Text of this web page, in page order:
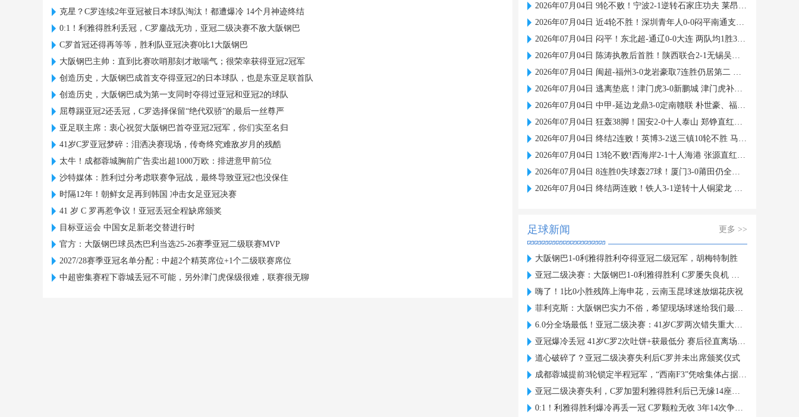
克星？C罗连续2年亚冠被日本球队淘汰！都遭爆冷 14个月神迹终结
0:1！利雅得胜利丢冠，C罗鏖战无功，亚冠二级决赛不敌大阪钢巴
C罗首冠还得再等等，胜利队亚冠决赛0比1大阪钢巴
大阪钢巴主帅：直到比赛吹哨那刻才敢喘气；很荣幸获得亚冠2冠军
创造历史，大阪钢巴成首支夺得亚冠2的日本球队，也是东亚足联首队
创造历史，大阪钢巴成为第一支同时夺得过亚冠和亚冠2的球队
屈尊踢亚冠2还丢冠，C罗选择保留“绝代双骄”的最后一丝尊严
亚足联主席：衷心祝贺大阪钢巴首夺亚冠2冠军，你们实至名归
41岁C罗亚冠梦碎：泪洒决赛现场，传奇终究难敌岁月的残酷
太牛！成都蓉城胸前广告卖出超1000万欧：排进意甲前5位
沙特媒体：胜利过分考虑联赛争冠战，最终导致亚冠2也没保住
时隔12年！朝鲜女足再到韩国 冲击女足亚冠决赛
41 岁 C 罗再惹争议！亚冠丢冠全程缺席颁奖
目标亚运会 中国女足新老交替进行时
官方：大阪钢巴球员杰巴利当选25-26赛季亚冠二级联赛MVP
2027/28赛季亚冠名单分配：中超2个精英席位+1个二级联赛席位
中超密集赛程下蓉城丢冠不可能，另外津门虎保级很难，联赛很无聊
2026年07月04日 9轮不败！宁波2-1逆转石家庄功夫 莱昂纳多造点+点射刘洋制胜
2026年07月04日 近4轮不胜！深圳青年人0-0闷平南通支云 青年人仍中甲第2支云第3
2026年07月04日 闷平！东北超-通辽0-0大连 两队均1胜3平保持不败 大连遭三连平
2026年07月04日 陈涛执教后首胜！陕西联合2-1无锡吴钩 伊兰杜斯特双响+绝杀
2026年07月04日 闽超-福州3-0龙岩豪取7连胜仍居第二 杨冲、黄伟杰、李宇豪破门
2026年07月04日 逃离垫底！津门虎3-0新鹏城 津门虎补时连入2球 积分平三镇升第15
2026年07月04日 中甲-延边龙鼎3-0定南赣联 朴世豪、福布斯破门乔瓦尼造点+点射
2026年07月04日 狂轰38脚！国安2-0十人泰山 郑铮直红王大雷9扑救塞鸟+林良铭破门
2026年07月04日 终结2连败！英博3-2送三镇10轮不胜 马莱莱绝杀 卡迪斯传射难救主
2026年07月04日 13轮不败!西海岸2-1十人海港 张源直红阿齐兹2助攻VAR吹掉双方4球
2026年07月04日 8连胜0失球轰27球！厦门3-0莆田仍全胜3分领跑 刘鑫岳超级世界波
2026年07月04日 终结两连败！铁人3-1逆转十人铜梁龙 热菲尼奥双响恩加德乌染红
足球新闻 更多 >>
大阪钢巴1-0利雅得胜利夺得亚冠二级冠军，胡梅特制胜
亚冠二级决赛：大阪钢巴1-0利雅得胜利 C罗屡失良机 菲利克斯中柱
嗨了！1比0小胜残阵上海申花，云南玉昆球迷放烟花庆祝
菲利克斯：大阪钢巴实力不俗，希望现场球迷给我们最大支持
6.0分全场最低！亚冠二级决赛：41岁C罗两次错失重大机会无缘首冠
亚冠爆冷丢冠 41岁C罗2次吐饼+获最低分 赛后径直离场 缺席颁奖礼
道心破碎了？亚冠二级决赛失利后C罗并未出席颁奖仪式
成都蓉城提前3轮锁定半程冠军，“西南F3”凭啥集体占据积分榜前三？
亚冠二级决赛失利，C罗加盟利雅得胜利后已无缘14座冠军奖杯
0:1！利雅得胜利爆冷再丢一冠 C罗颗粒无收 3年14次争夺冠军失败